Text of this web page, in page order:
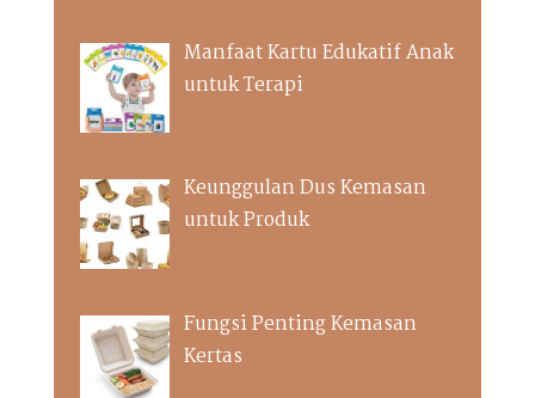
Manfaat Kartu Edukatif Anak
untuk Terapi
Keunggulan Dus Kemasan
untuk Produk
Fungsi Penting Kemasan
Kertas